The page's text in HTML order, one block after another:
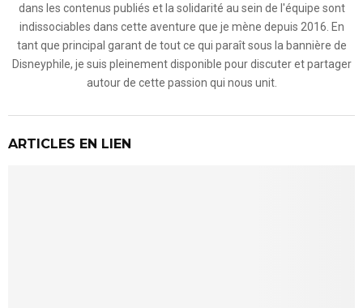
dans les contenus publiés et la solidarité au sein de l'équipe sont
indissociables dans cette aventure que je mène depuis 2016. En
tant que principal garant de tout ce qui paraît sous la bannière de
Disneyphile, je suis pleinement disponible pour discuter et partager
autour de cette passion qui nous unit.
ARTICLES EN LIEN